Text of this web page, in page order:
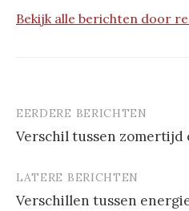
Bekijk alle berichten door
Berichtnavigatie
EERDERE BERICHTEN
Verschil tussen
LATERE BERICHTEN
Verschillen tussen